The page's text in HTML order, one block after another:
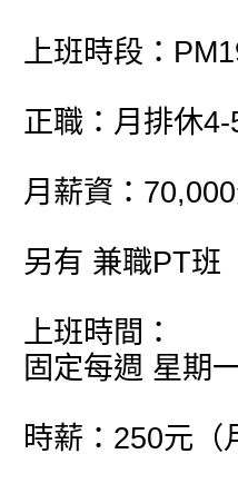
上班時段：
正職：月排休
月薪資：
另有 兼職PT班
上班時間：
固定每週 星期
時薪：250元（